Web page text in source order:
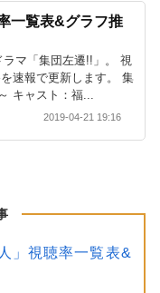
一覧表&グラフ推
マ「集団左遷!!」。 視
速報で更新します。 集
キャスト：福...
2019-04-21 19:16
」視聴率一覧表&